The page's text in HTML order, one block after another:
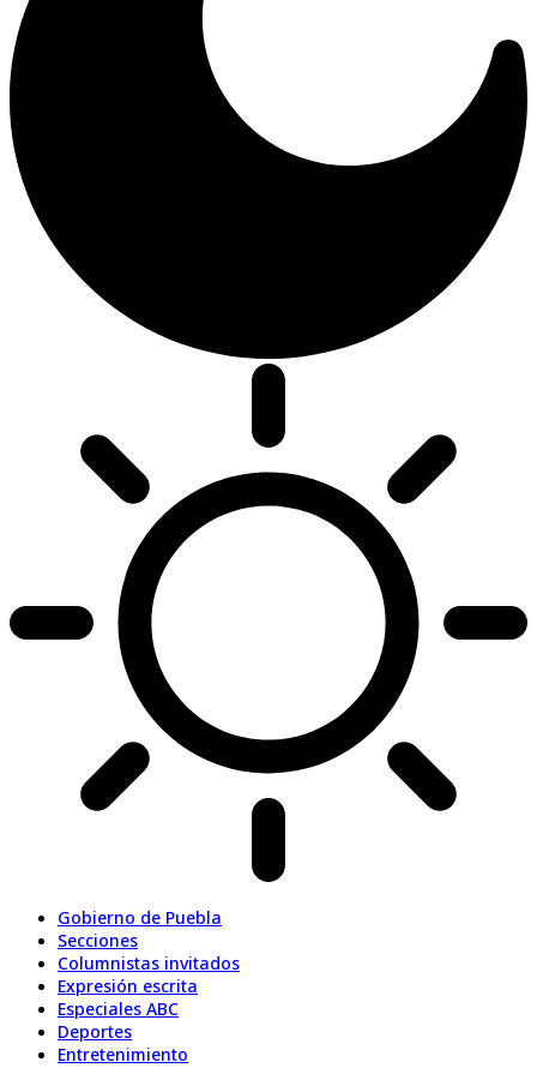
Gobierno de Puebla
Secciones
Columnistas invitados
Expresión escrita
Especiales ABC
Deportes
Entretenimiento